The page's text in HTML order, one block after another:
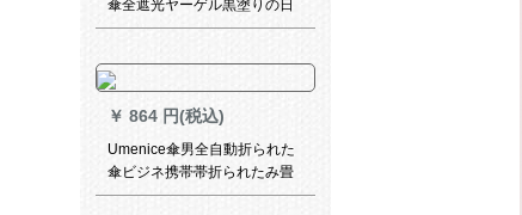
傘全遮光ヤーゲル黒塗りの日
よけ傘小ぶり折りたたみ畳傘
￥ 864 円(税込)
Umenice傘男全自動折られた
傘ビジネ携帯帯折られたみ畳
傘二人の男女は、加固晴雨兼